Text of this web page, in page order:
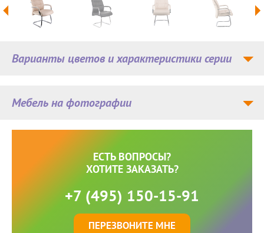
Мебель на фотографии
Варианты цветов и характеристики серии
ЕСТЬ ВОПРОСЫ?
ХОТИТЕ ЗАКАЗАТЬ?
+7 (495) 150-15-91
ПЕРЕЗВОНИТЕ МНЕ